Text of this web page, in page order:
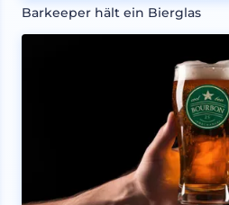
Barkeeper hält ein Bierglas